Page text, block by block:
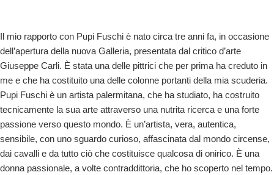
Il mio rapporto con Pupi Fuschi è nato circa tre anni fa, in occasione
dell’apertura della nuova Galleria, presentata dal critico d’arte
Giuseppe Carli. È stata una delle pittrici che per prima ha creduto in
me e che ha costituito una delle colonne portanti della mia scuderia.
Pupi Fuschi è un artista palermitana, che ha studiato, ha costruito
tecnicamente la sua arte attraverso una nutrita ricerca e una forte
passione verso questo mondo. È un’artista, vera, autentica,
sensibile, con uno sguardo curioso, affascinata dal mondo circense,
dai cavalli e da tutto ciò che costituisce qualcosa di onirico. È una
donna passionale, a volte contraddittoria, che ho scoperto nel tempo.